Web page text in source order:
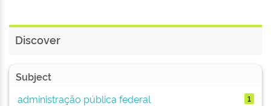
Discover
Subject
administração pública federal
1